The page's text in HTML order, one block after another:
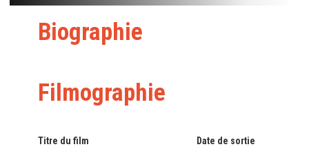
Biographie
Filmographie
Titre du film Date de sortie